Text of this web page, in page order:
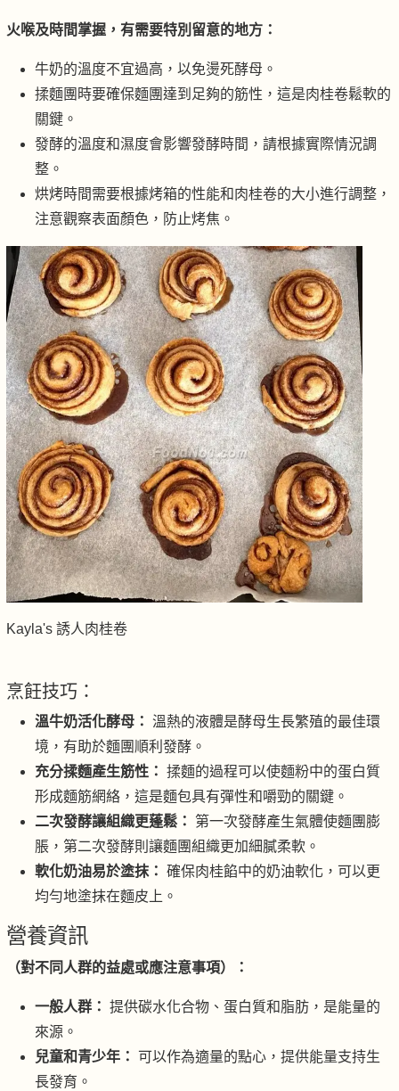
火喉及時間掌握，有需要特別留意的地方：
牛奶的溫度不宜過高，以免燙死酵母。
揉麵團時要確保麵團達到足夠的筋性，這是肉桂卷鬆軟的
關鍵。
發酵的溫度和濕度會影響發酵時間，請根據實際情況調
整。
烘烤時間需要根據烤箱的性能和肉桂卷的大小進行調整，
注意觀察表面顏色，防止烤焦。
Kayla's 誘人肉桂卷
烹飪技巧：
溫牛奶活化酵母：
溫熱的液體是酵母生長繁殖的最佳環
境，有助於麵團順利發酵。
充分揉麵產生筋性： 揉麵的過程可以使麵粉中的蛋白質
形成麵筋網絡，這是麵包具有彈性和嚼勁的關鍵。
二次發酵讓組織更蓬鬆：
第一次發酵產生氣體使麵團膨
脹，第二次發酵則讓麵團組織更加細膩柔軟。
軟化奶油易於塗抹： 確保肉桂餡中的奶油軟化，可以更
均勻地塗抹在麵皮上。
營養資訊
（對不同人群的益處或應注意事項）：
一般人群： 提供碳水化合物、蛋白質和脂肪，是能量的
來源。
兒童和青少年：
可以作為適量的點心，提供能量支持生
長發育。